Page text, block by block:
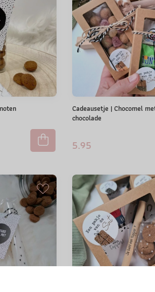
Cadeausetje | Chocomel
chocolade
5.95